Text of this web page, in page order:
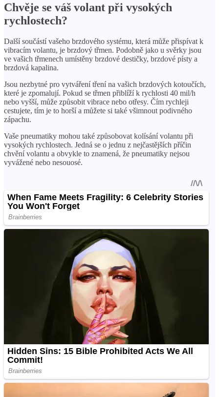
Chvěje se váš volant při vysokých
rychlostech?
Další součástí vašeho brzdového systému, která může přispívat k
vibracím volantu, je brzdový třmen. Podobně jako u svěrky jsou
ve vašich třmenech umístěny brzdové destičky, brzdové písty a
brzdová kapalina.
Jsou nezbytné pro vytváření tření na vašich brzdových kotoučích,
které je zpomalují. Pokud se třmen přiblíží k rychlosti 40 mil/h
nebo vyšší, může způsobit vibrace nebo otřesy. Čím rychleji
cestujete, tím je to horší a můžete si také všimnout podivného
zápachu.
Vaše pneumatiky mohou také způsobovat kolísání volantu při
vysokých rychlostech. Jedná se o jednu z nejčastějších příčin
chvění volantu a obvykle to znamená, že pneumatiky nejsou
vyvážené nebo nesouosé.